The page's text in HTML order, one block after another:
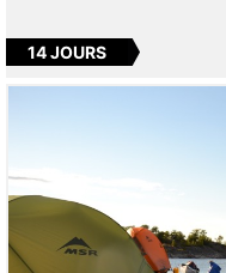
14 JOURS